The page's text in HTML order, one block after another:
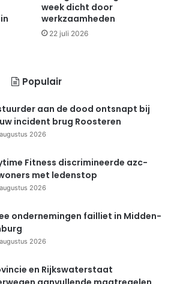
week dicht door
werkzaamheden
22 juli 2026
Populair
aan de dood ontsnapt bij
incident brug Roosteren
2026
Fitness discrimineerde azc-
met ledenstop
2026
ondernemingen failliet in Midden-
2026
en Rijkswaterstaat